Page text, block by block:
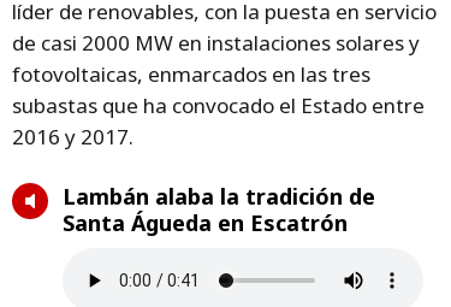
líder de renovables, con la puesta en servicio
de casi 2000 MW en instalaciones solares y
fotovoltaicas, enmarcados en las tres
subastas que ha convocado el Estado entre
2016 y 2017.
Lambán alaba la tradición de
Santa Águeda en Escatrón